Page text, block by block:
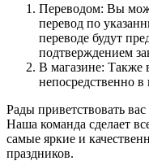
Переводом: Вы
перевод по
переводе будут
подтверждением
В магазине: Также
непосредственно
Рады приветствовать
Наша команда сделает
самые яркие и
праздников.